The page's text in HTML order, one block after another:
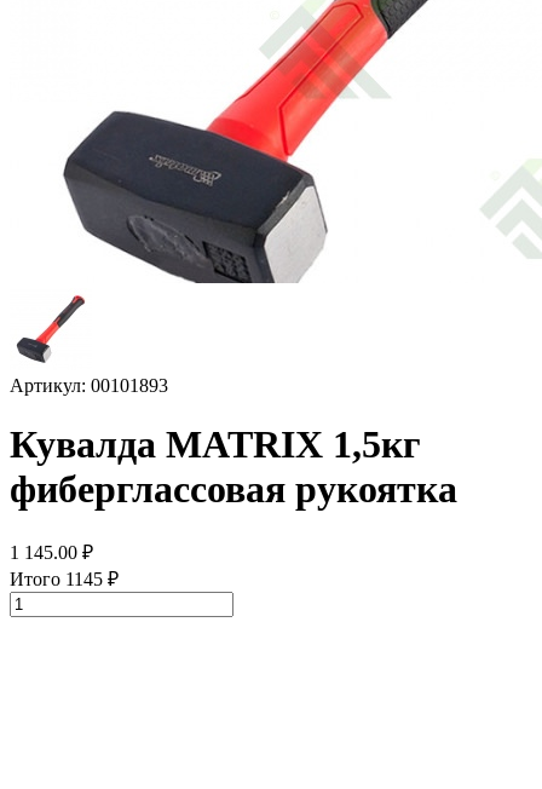
Артикул: 00101893
Кувалда MATRIX 1,5кг
фиберглассовая рукоятка
1 145.00 ₽
Итого 1145 ₽